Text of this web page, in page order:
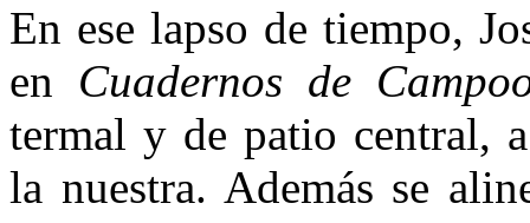
En ese lapso de tiempo,
en Cuadernos de
termal y de patio central,
la nues­tra. Además se